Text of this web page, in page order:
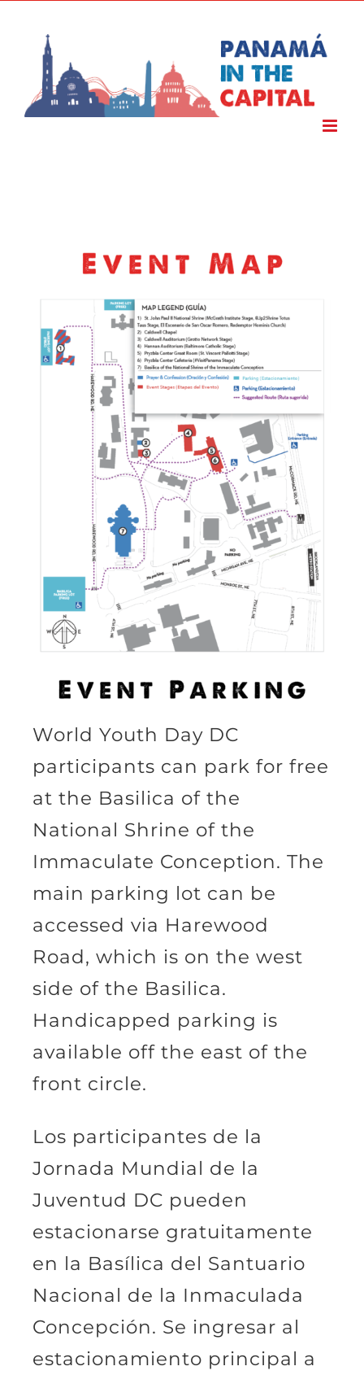
World Youth Day DC
participants can park for free
at the Basilica of the
National Shrine of the
Immaculate Conception. The
main parking lot can be
accessed via Harewood
Road, which is on the west
side of the Basilica.
Handicapped parking is
available off the east of the
front circle.
Los participantes de la
Jornada Mundial de la
Juventud DC pueden
estacionarse gratuitamente
en la Basílica del Santuario
Nacional de la Inmaculada
Concepción. Se ingresar al
estacionamiento principal a